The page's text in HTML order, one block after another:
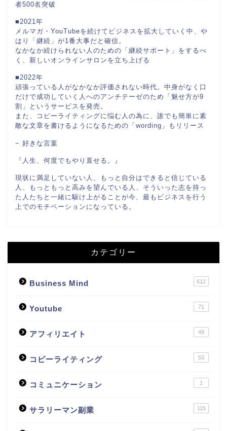
者500名突破
■2021年
メルマガ・YouTubeを続けてビジネスを拡大していく中、や
はり「継続」が1番大事だと確信。
なかなか続けられない人のための「継続サポート」をするべ
く、新しいオンラインサロンを立ち上げる
■2022年
頑張っている人がなかなか評価されない時代。中身がなく口
だけで成功していく人へのアンチテーゼのため「魅せ方が9
割」というサービスを発売。
また、コピーライティングに悩む人の為に、誰でも簡単に素
敵な文章を書けるようになるための「wording」もリリース
− 好きな言葉
『人生、何度でもやり直せる。』
現状に満足していない人、もっと自分はできると信じている
人、もっともっと高みを望んでいる人、そういった志を持っ
た人たちと一緒に駆け上がることが今、最もビジネスを行う
上でのモチベーションになっている。
カテゴリー
Business Mind 612
Youtube 71
アフィリエイト 49
コピーライティング 53
コミュニケーション 1
サラリーマン副業 115